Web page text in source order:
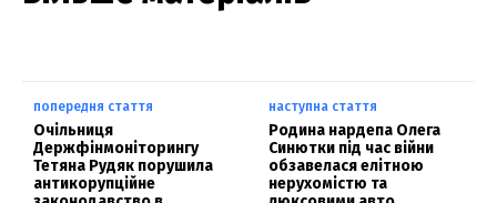
попередня стаття
Очільниця
Держфінмоніторингу
Тетяна Рудяк порушила
антикорупційне
наступна стаття
Родина нардепа Олега
Синютки під час війни
обзавелася елітною
нерухомістю та